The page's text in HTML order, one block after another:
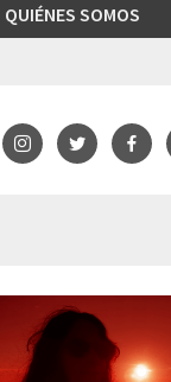
QUIÉNES SOMOS